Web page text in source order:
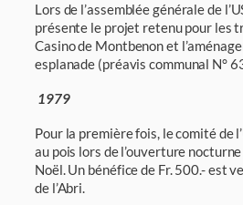
Lors de l’assemblée générale de
présente le projet retenu pour les
Casino de Montbenon et
esplanade (préavis communal N°
1979
Pour la première fois, le comité de
au pois lors de l’ouverture
Noël. Un bénéfice de Fr. 500.- est
de l’Abri.